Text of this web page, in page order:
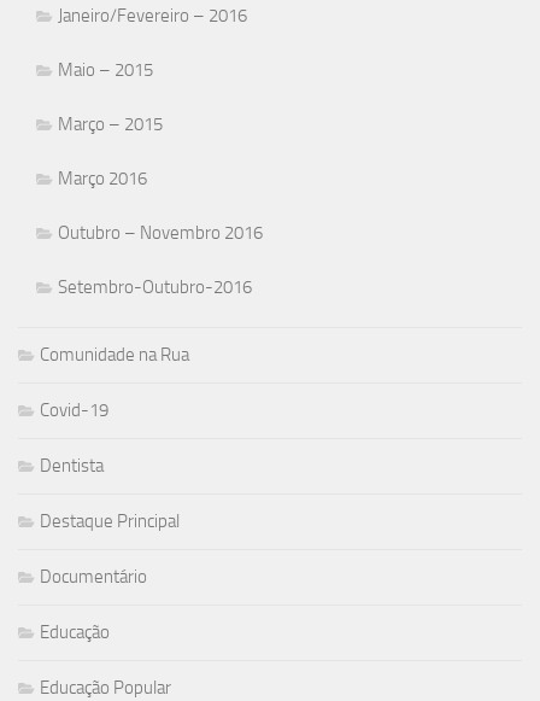
Janeiro/Fevereiro – 2016
Maio – 2015
Março – 2015
Março 2016
Outubro – Novembro 2016
Setembro-Outubro-2016
Comunidade na Rua
Covid-19
Dentista
Destaque Principal
Documentário
Educação
Educação Popular